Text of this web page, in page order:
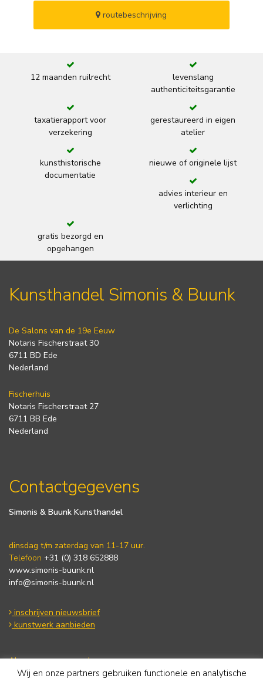
routebeschrijving
12 maanden ruilrecht
levenslang
authenticiteitsgarantie
taxatierapport voor
verzekering
gerestaureerd in eigen
atelier
kunsthistorische
documentatie
nieuwe of originele lijst
advies interieur en
verlichting
gratis bezorgd en
opgehangen
Kunsthandel Simonis & Buunk
De Salons van de 19e Eeuw
Notaris Fischerstraat 30
6711 BD Ede
Nederland
Fischerhuis
Notaris Fischerstraat 27
6711 BB Ede
Nederland
Contactgegevens
Simonis & Buunk Kunsthandel
dinsdag t/m zaterdag van 11-17 uur.
Telefoon +31 (0) 318 652888
www.simonis-buunk.nl
info@simonis-buunk.nl
inschrijven nieuwsbrief
kunstwerk aanbieden
Algemene voorwaarden
Privacy statement
Wij en onze partners gebruiken functionele en analytische